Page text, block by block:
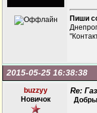
Пиши
2015-05-25 16:38:38
buzzyy
Новичок
Re: